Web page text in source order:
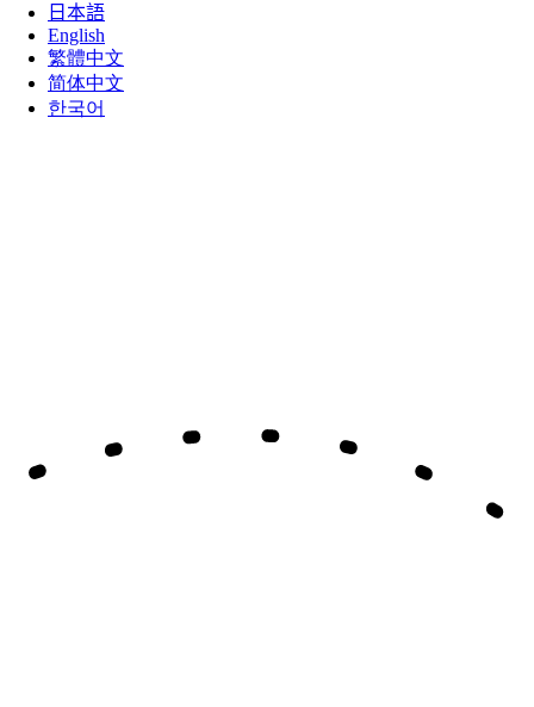
日本語
English
繁體中文
简体中文
한국어